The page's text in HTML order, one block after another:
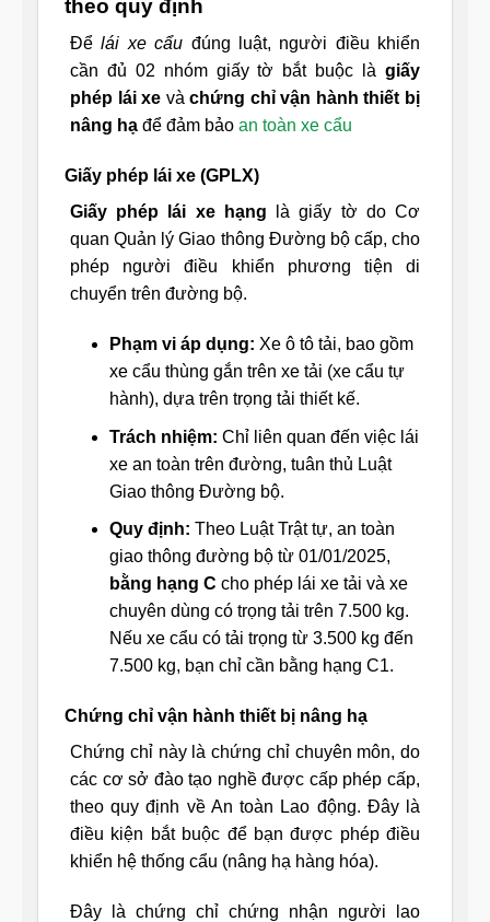
theo quy định
Đểlái xe cẩu đúng luật, người điều khiển
cần đủ 02 nhóm giấy tờ bắt buộc là giấy
phép lái xe vàchứng chỉ vận hành thiết bị
nâng hạ để đảm bảo an toàn xe cẩu
Giấy phép lái xe (GPLX)
Giấy phép lái xe hạng
là giấy tờ do Cơ
quan Quản lý Giao thông Đường bộ cấp, cho
phép người điều khiển phương tiện di
chuyển trên đường bộ.
Phạm vi áp dụng: Xe ô tô tải, bao gồm
xe cẩu thùng gắn trên xe tải (xe cẩu tự
hành), dựa trên trọng tải thiết kế.
Trách nhiệm: Chỉ liên quan đến việc lái
xe an toàn trên đường, tuân thủ Luật
Giao thông Đường bộ.
Quy định: Theo Luật Trật tự, an toàn
giao thông đường bộ từ 01/01/2025,
bằng hạng C cho phép lái xe tải và xe
chuyên dùng có trọng tải trên 7.500 kg.
Nếu xe cẩu có tải trọng từ 3.500 kg đến
7.500 kg, bạn chỉ cần bằng hạng C1.
Chứng chỉ vận hành thiết bị nâng hạ
Chứng chỉ này là chứng chỉ chuyên môn, do
các cơ sở đào tạo nghề được cấp phép cấp,
theo quy định về An toàn Lao động. Đây là
điều kiện bắt buộc để bạn được phép điều
khiển hệ thống cẩu (nâng hạ hàng hóa).
Đây là chứng chỉ chứng nhận người lao